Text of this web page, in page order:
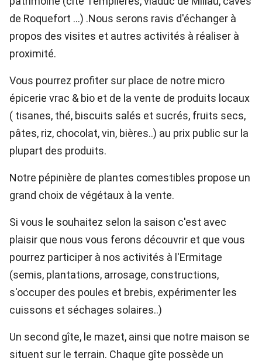
de Roquefort …) .Nous serons ravis d'échanger à
propos des visites et autres activités à réaliser à
proximité.
Vous pourrez profiter sur place de notre micro
épicerie vrac & bio et de la vente de produits locaux
( tisanes, thé, biscuits salés et sucrés, fruits secs,
pâtes, riz, chocolat, vin, bières..) au prix public sur la
plupart des produits.
Notre pépinière de plantes comestibles propose un
grand choix de végétaux à la vente.
Si vous le souhaitez selon la saison c'est avec
plaisir que nous vous ferons découvrir et que vous
pourrez participer à nos activités à l'Ermitage
(semis, plantations, arrosage, constructions,
s'occuper des poules et brebis, expérimenter les
cuissons et séchages solaires..)
Un second gîte, le mazet, ainsi que notre maison se
situent sur le terrain. Chaque gîte possède un